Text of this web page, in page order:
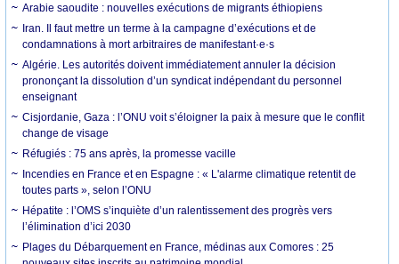
Arabie saoudite : nouvelles exécutions de migrants éthiopiens
Iran. Il faut mettre un terme à la campagne d’exécutions et de
condamnations à mort arbitraires de manifestant·e·s
Algérie. Les autorités doivent immédiatement annuler la décision
prononçant la dissolution d’un syndicat indépendant du personnel
enseignant
Cisjordanie, Gaza : l’ONU voit s’éloigner la paix à mesure que le conflit
change de visage
Réfugiés : 75 ans après, la promesse vacille
Incendies en France et en Espagne : « L'alarme climatique retentit de
toutes parts », selon l’ONU
Hépatite : l’OMS s’inquiète d’un ralentissement des progrès vers
l’élimination d’ici 2030
Plages du Débarquement en France, médinas aux Comores : 25